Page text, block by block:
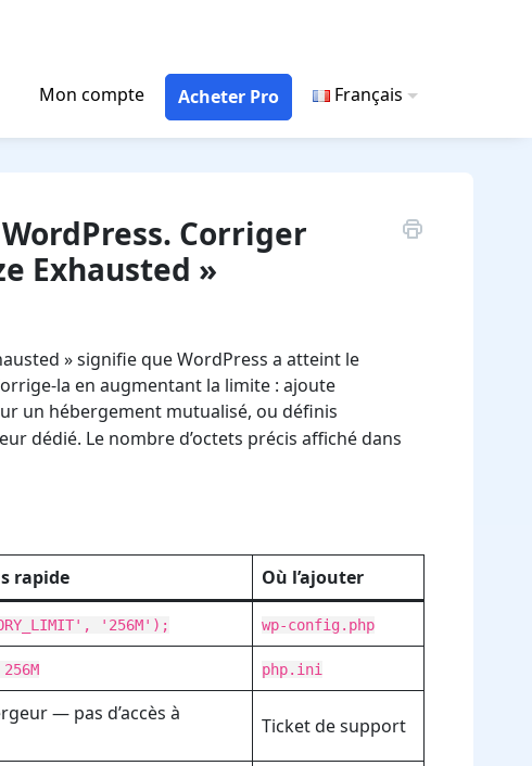
Mon compte Acheter Pro Français
Corriger
Exhausted »
» signifie que WordPress a atteint le
la en augmentant la limite : ajoute
un hébergement mutualisé, ou définis
dédié. Le nombre d’octets précis affiché dans
rapide
Où l’ajouter
'256M'); wp-config.php
php.ini
— pas d’accès à
Ticket de support